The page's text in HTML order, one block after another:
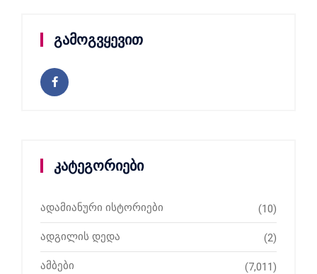
გამოგვყევით
კატეგორიები
ადამიანური ისტორიები (10)
ადგილის დედა (2)
ამბები (7,011)